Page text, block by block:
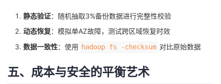
静态验证：随机抽取3%备份数据进行完整性校验
动态恢复：模拟单AZ故障，测试跨区域恢复时效
数据一致性：使用 hadoop fs -checksum 对比原始数据
五、成本与安全的平衡艺术